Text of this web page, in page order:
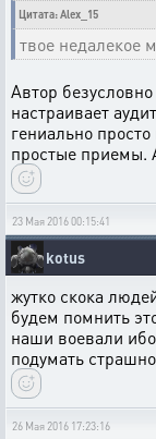
Цитата: Alex_15
твое недалекое
Автор
настраивает
гениально
простые приемы.
23 Мая 2016 00:15:41
kotus
жутко скока
будем помнить
наши воевали ибо
подумать
26 Мая 2016 17:23:16